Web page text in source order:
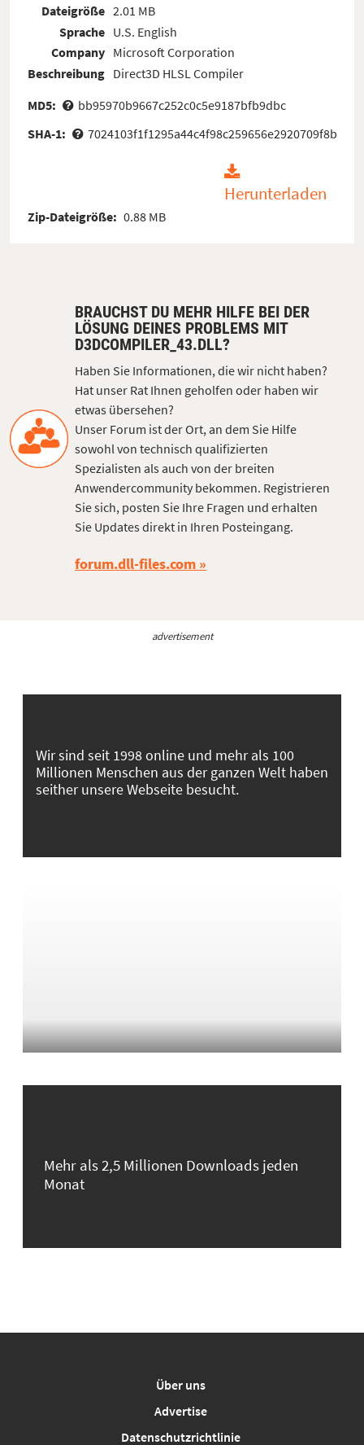
Dateigröße
Sprache
Company
Beschreibung
2.01 MB
U.S. English
Microsoft Corporation
Direct3D HLSL Compiler
MD5:
bb95970b9667c252c0c5e9187bfb9dbc
SHA-1:
7024103f1f1295a44c4f98c259656e2920709f8b
Herunterladen
Zip-Dateigröße: 0.88 MB
BRAUCHST DU MEHR HILFE BEI DER
LÖSUNG DEINES PROBLEMS MIT
D3DCOMPILER_43.DLL?
Haben Sie Informationen, die wir nicht haben?
Hat unser Rat Ihnen geholfen oder haben wir
etwas übersehen?
Unser Forum ist der Ort, an dem Sie Hilfe
sowohl von technisch qualifizierten
Spezialisten als auch von der breiten
Anwendercommunity bekommen. Registrieren
Sie sich, posten Sie Ihre Fragen und erhalten
Sie Updates direkt in Ihren Posteingang.
forum.dll-files.com
advertisement
Wir sind seit 1998 online und mehr als 100
Millionen Menschen aus der ganzen Welt haben
seither unsere Webseite besucht.
Mehr als 2,5 Millionen Downloads jeden
Monat
Über uns
Advertise
Datenschutzrichtlinie